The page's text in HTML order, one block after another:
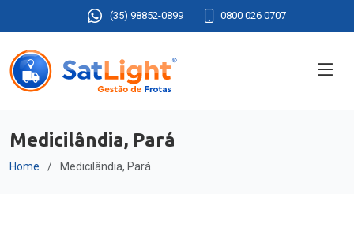
(35) 98852-0899 0800 026 0707
Medicilândia, Pará
Home Medicilândia, Pará